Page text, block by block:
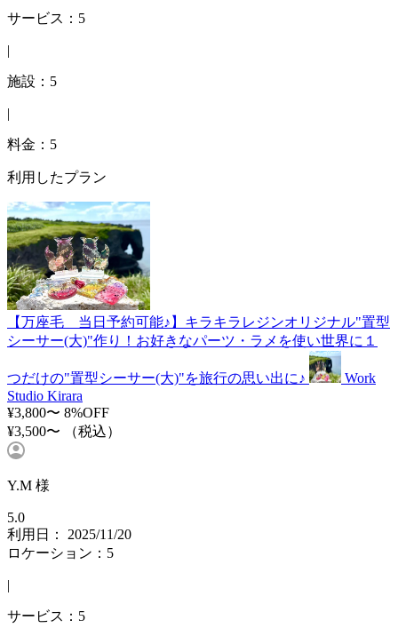
サービス：5
|
施設：5
|
料金：5
利用したプラン
【万座毛 当日予約可能♪】キラキラレジンオリジナル"置型
シーサー(大)"作り！お好きなパーツ・ラメを使い世界に１
つだけの"置型シーサー(大)"を旅行の思い出に♪
Work
Studio Kirara
¥3,800〜 8%OFF
¥3,500〜
（税込）
Y.M 様
5.0
利用日： 2025/11/20
ロケーション：5
|
サービス：5